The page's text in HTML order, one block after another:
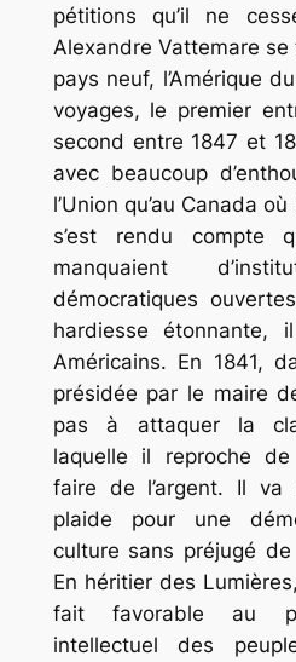
pétitions qu’il ne
Alexandre Vattemare
pays neuf, l’Amérique
voyages, le premier
second entre 1847 et
avec beaucoup
l’Union qu’au Canada
s’est rendu compte
manquaient
démocratiques
hardiesse
Américains. En 1841,
présidée par le maire
pas à attaquer la
laquelle il reproche
faire de l’argent. Il
plaide pour une
culture sans préjugé
En héritier des
fait favorable au
intellectuel des